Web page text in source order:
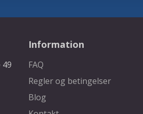
Information
FAQ
Regler og betingelser
Blog